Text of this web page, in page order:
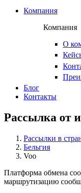
Компания
Компания
О
Блог
Контакты
Рассылка от
Рассылки в
Бельгия
Voo
Платформа обмена
маршрутизацию